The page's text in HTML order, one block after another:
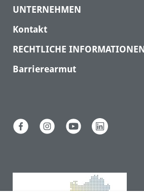
UNTERNEHMEN
Kontakt
RECHTLICHE INFORMATIONEN
Barrierearmut